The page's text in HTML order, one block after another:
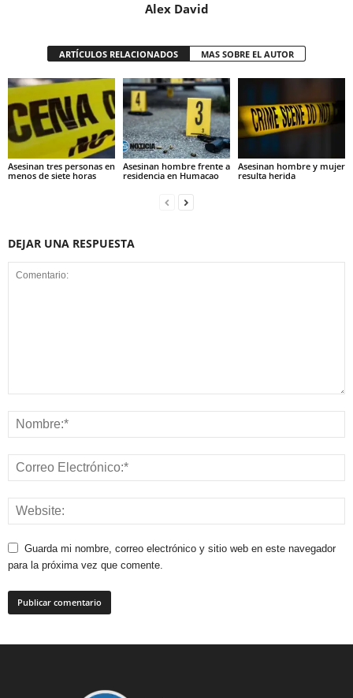
Alex David
ARTÍCULOS RELACIONADOS MAS SOBRE EL AUTOR
Asesinan tres personas en
menos de siete horas
Asesinan hombre frente a
residencia en Humacao
Asesinan hombre y mujer
resulta herida
DEJAR UNA RESPUESTA
Guarda mi nombre, correo electrónico y sitio web en este navegador
para la próxima vez que comente.